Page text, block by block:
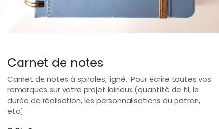
Carnet de notes
Carnet de notes à spirales, ligné. Pour écrire toutes vos
remarques sur votre projet laineux (quantité de fil, la
durée de réalisation, les personnalisations du patron,
etc)